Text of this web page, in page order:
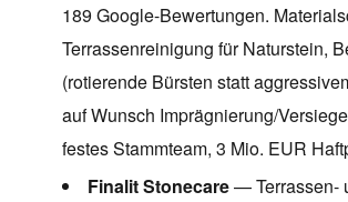
189 Google-Bewertungen.
Terrassenreinigung für Naturstein,
(rotierende Bürsten statt
auf Wunsch Imprägnierung/
festes Stammteam, 3 Mio. EUR
Finalit Stonecare— Terrassen-